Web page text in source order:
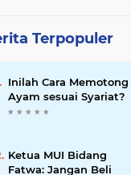
Terpopuler
Inilah Cara Memotong
Ayam sesuai Syariat?
Ketua MUI Bidang
Fatwa: Jangan Beli